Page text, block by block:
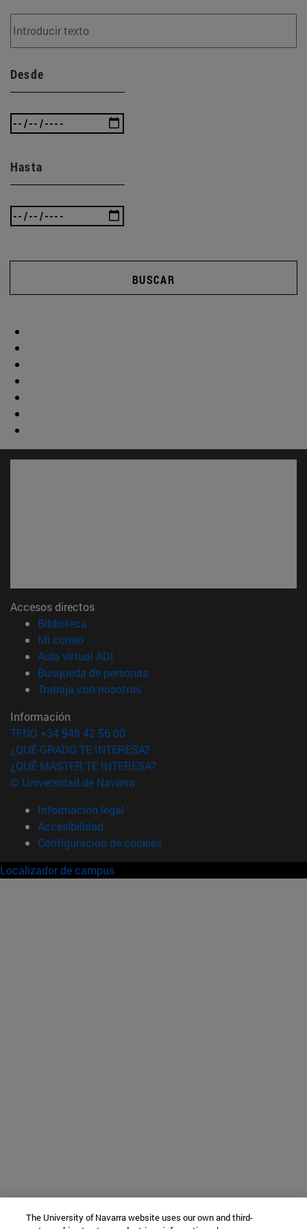
Desde
Hasta
BUSCAR
Accesos directos
Biblioteca
Mi correo(abre en nueva ventana)
Aula virtual ADI
Búsqueda de personas(abre en nueva ventana)
Trabaja con nosotros(abre en nueva ventana)
Información
TFNO +34 948 42 56 00
¿QUÉ GRADO TE INTERESA?
¿QUÉ MÁSTER TE INTERESA?
© Universidad de Navarra
Información legal
Accesibilidad
Configuración de cookies
Localizador de campus
The University of Navarra website uses our own and third-